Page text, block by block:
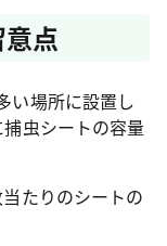
点
い場所に設置し
虫シートの容量
たりのシートの